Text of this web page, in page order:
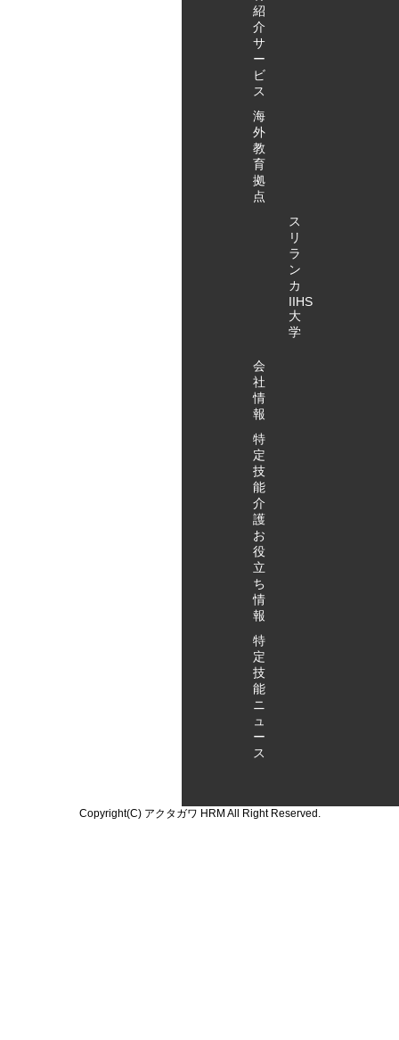
紹
介
サ
ー
ビ
ス
海
外
教
育
拠
点
ス
リ
ラ
ン
カ
IIHS
大
学
会
社
情
報
特
定
技
能
介
護
お
役
立
ち
情
報
特
定
技
能
ニ
ュ
ー
ス
Copyright(C) アクタガワ HRM All Right Reserved.